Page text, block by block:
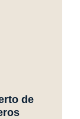
de